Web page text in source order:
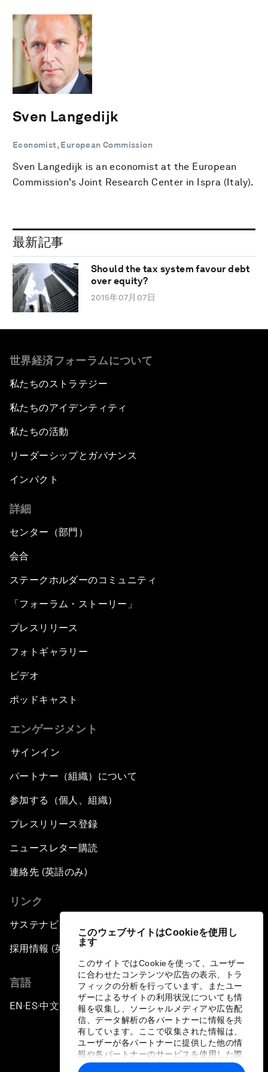
このウェブサイトはCookieを使用し
ます
このサイトではCookieを使って、ユーザー
に合わせたコンテンツや広告の表示、トラ
フィックの分析を行っています。またユー
ザーによるサイトの利用状況についても情
報を収集し、ソーシャルメディアや広告配
信、データ解析の各パートナーに情報を共
有しています。ここで収集された情報は、
ユーザーが各パートナーに提供した他の情
報や各パートナーのサービスを使用した際
に収集された情報と組み合わされ、各パー
Sven Langedijk
Economist, European Commission
Sven Langedijk is an economist at the European
Commission's Joint Research Center in Ispra (Italy).
最新記事
Should the tax system favour debt
over equity?
2015年07月07日
世界経済フォーラムについて
私たちのストラテジー
私たちのアイデンティティ
私たちの活動
リーダーシップとガバナンス
インパクト
詳細
センター（部門）
会合
ステークホルダーのコミュニティ
「フォーラム・ストーリー」
プレスリリース
フォトギャラリー
ビデオ
ポッドキャスト
エンゲージメント
サインイン
パートナー（組織）について
参加する（個人、組織）
プレスリリース登録
ニュースレター購読
連絡先 (英語のみ)
リンク
サステナビリティへの取り組み
採用情報 (英語のみ)
言語
EN ▪ES▪中文▪ 日本語